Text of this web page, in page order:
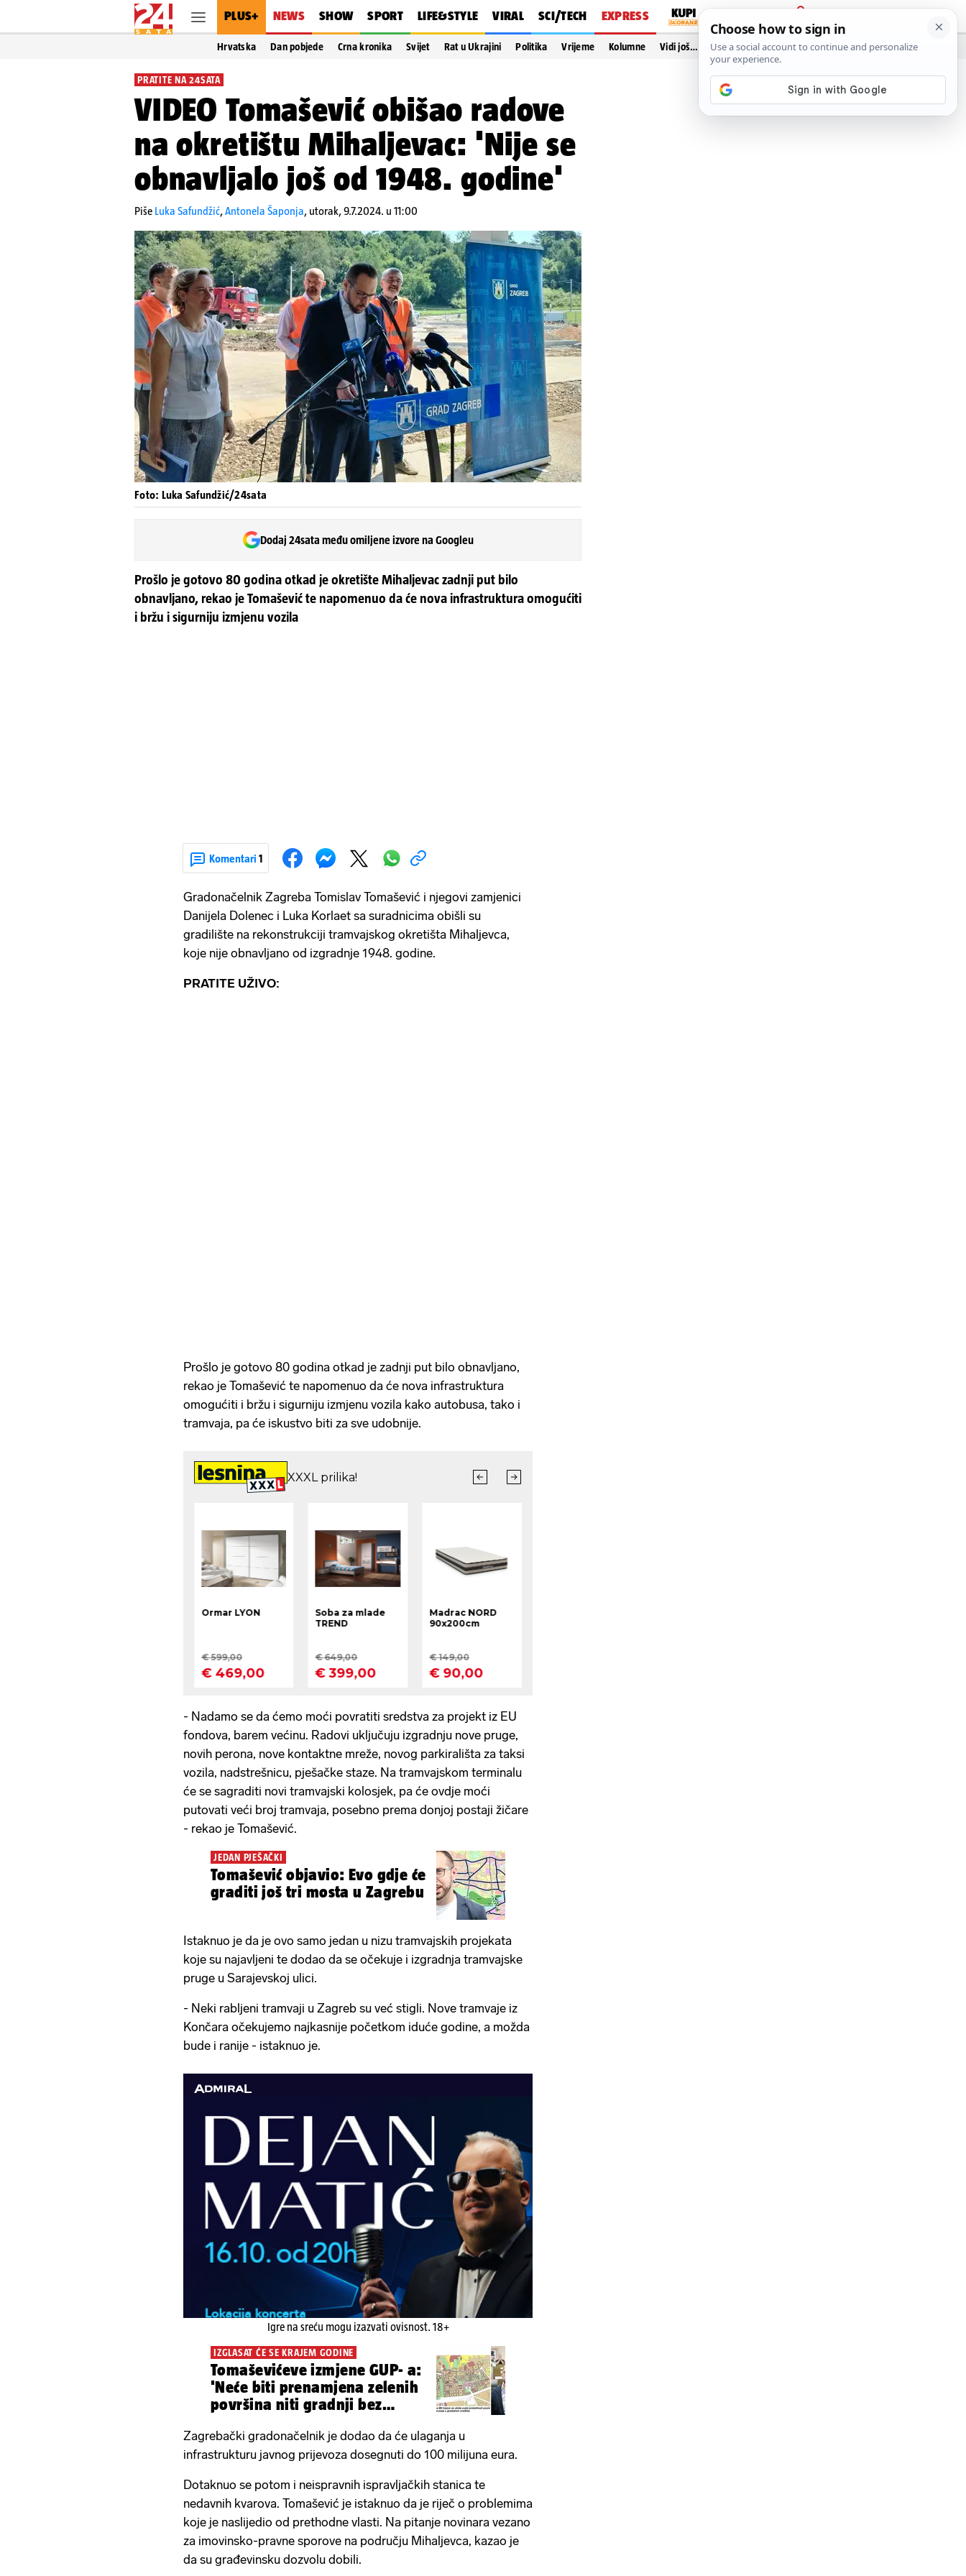
PLUS+ NEWS SHOW SPORT LIFE&STYLE VIRAL SCI/TECH EXPRESS
PRIJAVA
Hrvatska Dan pobjede Crna kronika Svijet Rat u Ukrajini Politika Vrijeme Kolumne Vidi još…
PRATITE NA 24SATA
VIDEO Tomašević obišao radove
na okretištu Mihaljevac: 'Nije se
obnavljalo još od 1948. godine'
Piše Luka Safundžić,Antonela Šaponja, utorak, 9.7.2024. u 11:00
Foto: Luka Safundžić/24sata
Dodaj 24sata među omiljene izvore na Googleu
Prošlo je gotovo 80 godina otkad je okretište Mihaljevac zadnji put bilo
obnavljano, rekao je Tomašević te napomenuo da će nova infrastruktura omogućiti
i bržu i sigurniju izmjenu vozila
Komentari 1
Gradonačelnik Zagreba Tomislav Tomašević i njegovi zamjenici
Danijela Dolenec i Luka Korlaet sa suradnicima obišli su
gradilište na rekonstrukciji tramvajskog okretišta Mihaljevca,
koje nije obnavljano od izgradnje 1948. godine.
PRATITE UŽIVO:
Prošlo je gotovo 80 godina otkad je zadnji put bilo obnavljano,
rekao je Tomašević te napomenuo da će nova infrastruktura
omogućiti i bržu i sigurniju izmjenu vozila kako autobusa, tako i
tramvaja, pa će iskustvo biti za sve udobnije.
- Nadamo se da ćemo moći povratiti sredstva za projekt iz EU
fondova, barem većinu. Radovi uključuju izgradnju nove pruge,
novih perona, nove kontaktne mreže, novog parkirališta za taksi
vozila, nadstrešnicu, pješačke staze. Na tramvajskom terminalu
će se sagraditi novi tramvajski kolosjek, pa će ovdje moći
putovati veći broj tramvaja, posebno prema donjoj postaji žičare
- rekao je Tomašević.
JEDAN PJEŠAČKI
Tomašević objavio: Evo gdje će
graditi još tri mosta u Zagrebu
Istaknuo je da je ovo samo jedan u nizu tramvajskih projekata
koje su najavljeni te dodao da se očekuje i izgradnja tramvajske
pruge u Sarajevskoj ulici.
- Neki rabljeni tramvaji u Zagreb su već stigli. Nove tramvaje iz
Končara očekujemo najkasnije početkom iduće godine, a možda
bude i ranije - istaknuo je.
Igre na sreću mogu izazvati ovisnost. 18+
IZGLASAT ĆE SE KRAJEM GODINE
Tomaševićeve izmjene GUP- a:
'Neće biti prenamjena zelenih
površina niti gradnji bez
Zagrebački gradonačelnik je dodao da će ulaganja u
infrastrukturu javnog prijevoza dosegnuti do 100 milijuna eura.
Dotaknuo se potom i neispravnih ispravljačkih stanica te
nedavnih kvarova. Tomašević je istaknuo da je riječ o problemima
koje je naslijedio od prethodne vlasti. Na pitanje novinara vezano
za imovinsko-pravne sporove na području Mihaljevca, kazao je
da su građevinsku dozvolu dobili.